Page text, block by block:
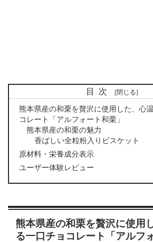
目次
熊本県産の和栗を贅沢に使用した、心
コレート「アルフォート和栗」
熊本県産の和栗の魅力
香ばしい全粒粉入りビスケット
原材料・栄養成分表示
ユーザー体験レビュー
熊本県産の和栗を贅沢に使用
る一口チョコレート「アルフ